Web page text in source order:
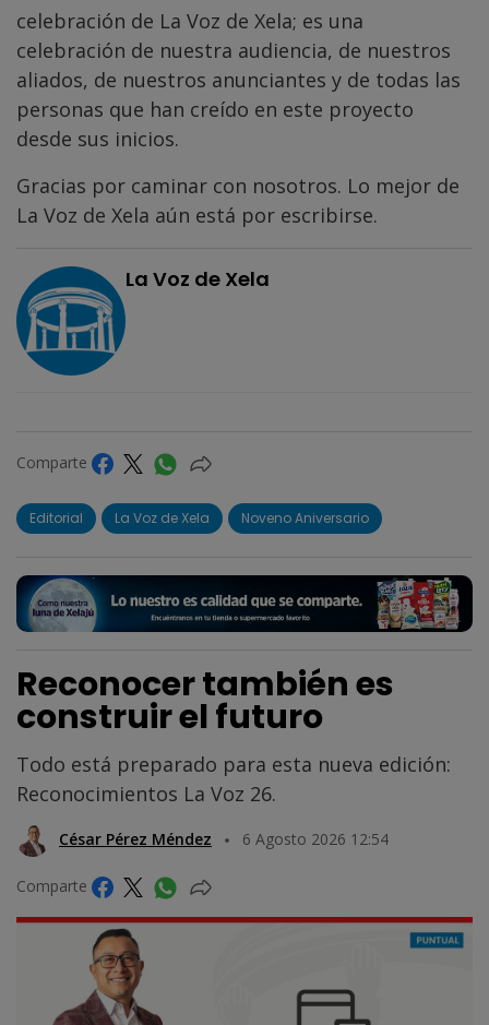
celebración de La Voz de Xela; es una
celebración de nuestra audiencia, de nuestros
aliados, de nuestros anunciantes y de todas las
personas que han creído en este proyecto
desde sus inicios.
Gracias por caminar con nosotros. Lo mejor de
La Voz de Xela aún está por escribirse.
La Voz de Xela
Comparte
Editorial La Voz de Xela Noveno Aniversario
Reconocer también es
construir el futuro
Todo está preparado para esta nueva edición:
Reconocimientos La Voz 26.
César Pérez Méndez 6 Agosto 2026 12:54
Comparte